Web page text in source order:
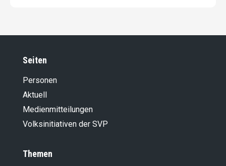
Seiten
Personen
Aktuell
Medienmitteilungen
Volksinitiativen der SVP
Themen